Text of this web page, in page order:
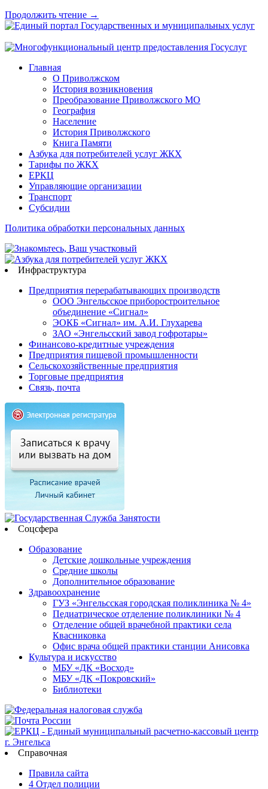
Продолжить чтение →
Главная
О Приволжском
История возникновения
Преобразование Приволжского МО
География
Население
История Приволжского
Книга Памяти
Азбука для потребителей услуг ЖКХ
Тарифы по ЖКХ
ЕРКЦ
Управляющие организации
Транспорт
Субсидии
Политика обработки персональных данных
Инфраструктура
Предприятия перерабатывающих производств
ООО Энгельсское приборостроительное
объединение «Сигнал»
ЭОКБ «Сигнал» им. А.И. Глухарева
ЗАО «Энгельсский завод гофротары»
Финансово-кредитные учреждения
Предприятия пищевой промышленности
Сельскохозяйственные предприятия
Торговые предприятия
Связь, почта
Соцсфера
Образование
Детские дошкольные учреждения
Средние школы
Дополнительное образование
Здравоохранение
ГУЗ «Энгельсская городская поликлиника № 4»
Педиатрическое отделение поликлиники № 4
Отделение общей врачебной практики села
Квасниковка
Офис врача общей практики станции Анисовка
Культура и искусство
МБУ «ДК «Восход»
МБУ «ДК «Покровский»
Библиотеки
Справочная
Правила сайта
4 Отдел полиции